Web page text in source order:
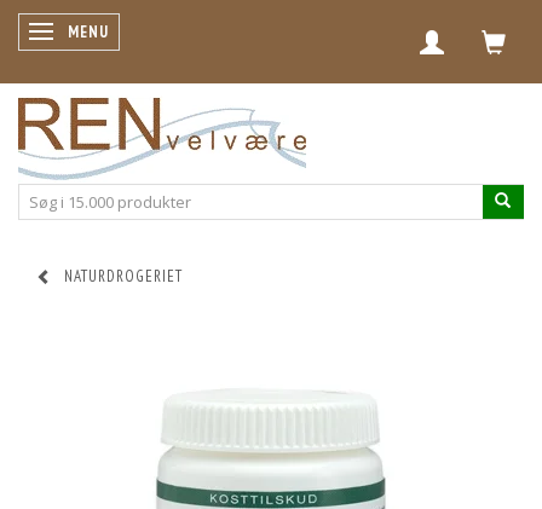
SKIFTE NAVIGATION
MENU
NATURDROGERIET